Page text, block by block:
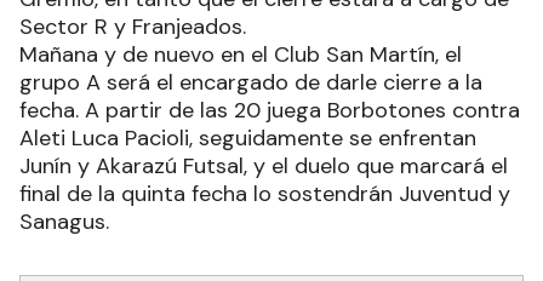
Sector R y Franjeados.
Mañana y de nuevo en el Club San Martín, el
grupo A será el encargado de darle cierre a la
fecha. A partir de las 20 juega Borbotones contra
Aleti Luca Pacioli, seguidamente se enfrentan
Junín y Akarazú Futsal, y el duelo que marcará el
final de la quinta fecha lo sostendrán Juventud y
Sanagus.